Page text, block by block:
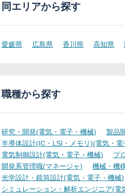
同エリアから探す
愛媛県 広島県 香川県 高知県
職種から探す
研究・開発(電気・電子・機械) 製品
半導体設計(IC・LSI・メモリ)(電気・電
電気制御設計(電気・電子・機械)
プ
開発系管理職(マネージャ)
機械・機
光学設計・鏡筒設計(電気・電子・機械)
シミュレーション・解析エンジニア(電